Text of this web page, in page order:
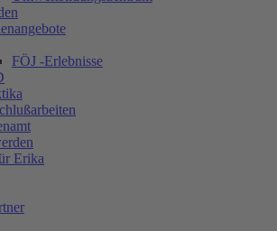
FÖJ -Erlebnisse
Erika